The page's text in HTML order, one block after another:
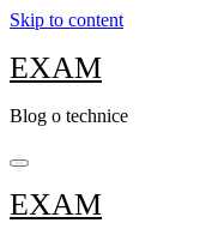
Skip to content
EXAM
Blog o technice
EXAM